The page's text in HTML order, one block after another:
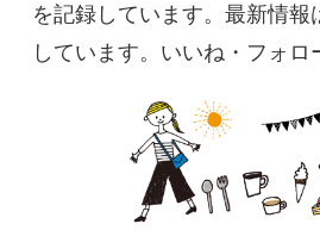
を記録しています。最新情報
しています。いいね・フォロ